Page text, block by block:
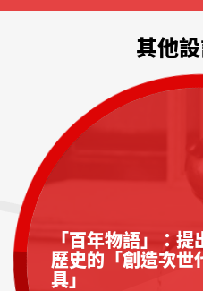
其他
「百年物語」：
歷史的「創造次世
具」